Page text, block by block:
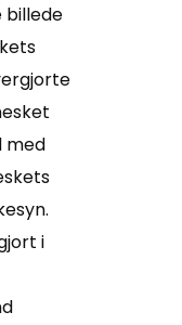
billede
med
i